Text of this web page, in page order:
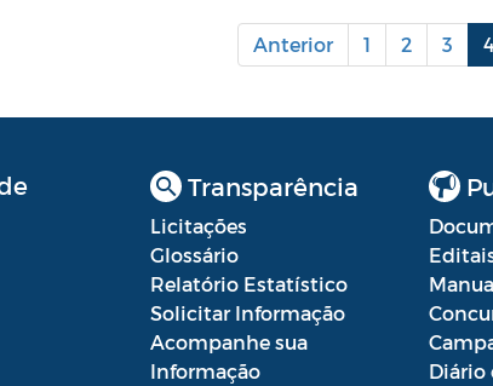
Anterior 1 2 3
Transparência
Licitações
Glossário
Relatório Estatístico
Solicitar Informação
Acompanhe sua
Informação
Diário